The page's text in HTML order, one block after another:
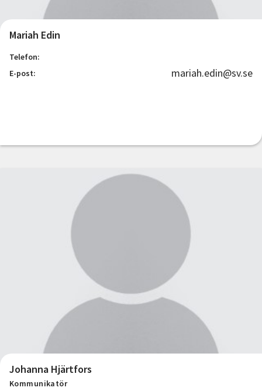
Mariah Edin
Telefon:
E-post:
mariah.edin@sv.se
Johanna Hjärtfors
Kommunikatör